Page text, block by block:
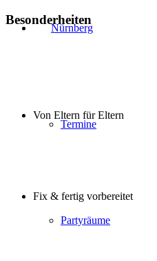
Nürnberg
Termine
Partyräume
Besonderheiten
Von Eltern für Eltern
Fix & fertig vorbereitet